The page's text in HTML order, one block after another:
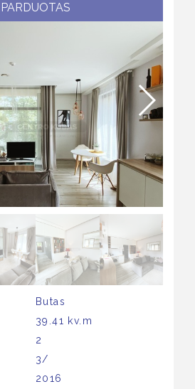
PARDUOTAS
Butas
39.41 kv.m
2
3/
2016